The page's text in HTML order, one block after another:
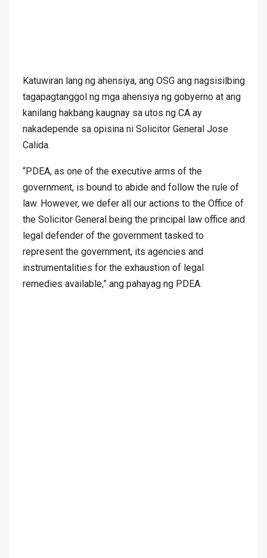
Katuwiran lang ng ahensiya, ang OSG ang nagsisilbing
tagapagtanggol ng mga ahensiya ng gobyerno at ang
kanilang hakbang kaugnay sa utos ng CA ay
nakadepende sa opisina ni Solicitor General Jose
Calida.
“PDEA, as one of the executive arms of the
government, is bound to abide and follow the rule of
law. However, we defer all our actions to the Office of
the Solicitor General being the principal law office and
legal defender of the government tasked to
represent the government, its agencies and
instrumentalities for the exhaustion of legal
remedies available,” ang pahayag ng PDEA.